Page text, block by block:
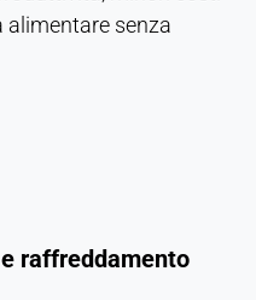
alimentare senza
raffreddamento